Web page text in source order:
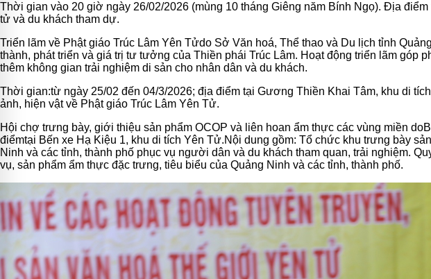
Thời gian vào 20 giờ ngày 26/02/2026 (mùng 10 tháng Giêng năm Bính Ngọ). Địa
tử và du khách tham dự.
Triển lãm về Phật giáo Trúc Lâm Yên Tửdo Sở Văn hoá, Thể thao và Du lịch tỉnh
thành, phát triển và giá trị tư tưởng của Thiền phái Trúc Lâm. Hoạt động triển lãm
thêm không gian trải nghiệm di sản cho nhân dân và du khách.
Thời gian:từ ngày 25/02 đến 04/3/2026; địa điểm tại Gương Thiền Khai Tâm, khu di
ảnh, hiện vật về Phật giáo Trúc Lâm Yên Tử.
Hội chợ trưng bày, giới thiệu sản phẩm OCOP và liên hoan ẩm thực các vùng miền do
điểmtại Bến xe Hạ Kiệu 1, khu di tích Yên Tử.Nội dung gồm: Tổ chức khu trưng bày
Ninh và các tỉnh, thành phố phục vụ người dân và du khách tham quan, trải nghiệm.
vụ, sản phẩm ẩm thực đặc trưng, tiêu biểu của Quảng Ninh và các tỉnh, thành phố.